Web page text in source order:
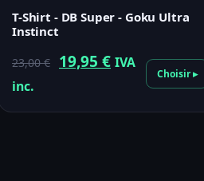
T-Shirt - DB Super - Goku Ultra
Instinct
23,00€
Le
initial
19,95 €Le
actuel
IVA
inc.
Choisir ▸